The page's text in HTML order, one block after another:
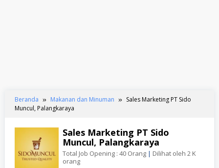
Beranda Makanan dan Minuman
Sales Marketing PT Sido
Muncul, Palangkaraya
Sales Marketing PT Sido
Muncul, Palangkaraya
Total Job Opening : 40 Orang | Dilihat oleh 2 K
orang